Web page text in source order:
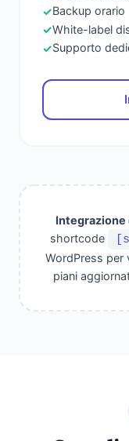
✓Backup orario
✓White-label
✓Supporto
Integrazione
shortcode
WordPress per
piani